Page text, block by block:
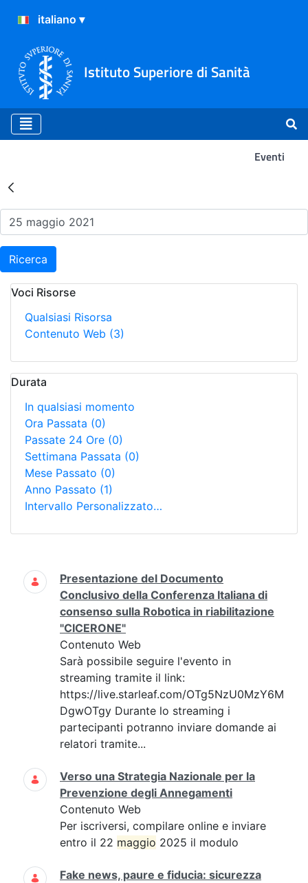
Istituto Superiore di Sanità
Eventi
Risultati della Ricerca -
Ricerca
Voci Risorse
Qualsiasi Risorsa
Contenuto Web (3)
Durata
In qualsiasi momento
Ora Passata (0)
Passate 24 Ore (0)
Settimana Passata (0)
Mese Passato (0)
Anno Passato (1)
Intervallo Personalizzato…
Ricerca
Presentazione del Documento
Conclusivo della Conferenza Italiana di
consenso sulla Robotica in riabilitazione
"CICERONE"
Contenuto Web
Sarà possibile seguire l'evento in
streaming tramite il link:
https://live.starleaf.com/OTg5NzU0MzY6M
DgwOTgy Durante lo streaming i
partecipanti potranno inviare domande ai
relatori tramite...
Verso una Strategia Nazionale per la
Prevenzione degli Annegamenti
Contenuto Web
Per iscriversi, compilare online e inviare
entro il 22 maggio 2025 il modulo
Fake news, paure e fiducia: sicurezza